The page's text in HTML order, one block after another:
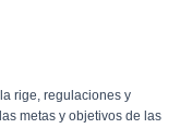
rige, regulaciones y
metas y objetivos de las